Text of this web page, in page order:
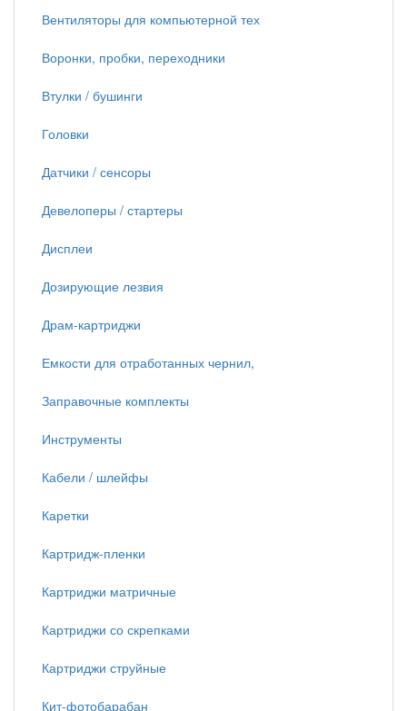
Вентиляторы для компьютерной тех
Воронки, пробки, переходники
Втулки / бушинги
Головки
Датчики / сенсоры
Девелоперы / стартеры
Дисплеи
Дозирующие лезвия
Драм-картриджи
Емкости для отработанных чернил,
Заправочные комплекты
Инструменты
Кабели / шлейфы
Каретки
Картридж-пленки
Картриджи матричные
Картриджи со скрепками
Картриджи струйные
Кит-фотобарабан